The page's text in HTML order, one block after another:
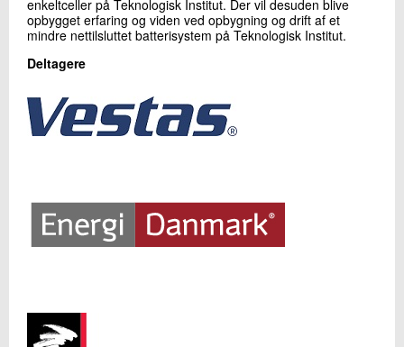
enkeltceller på Teknologisk Institut. Der vil desuden blive
opbygget erfaring og viden ved opbygning og drift af et
mindre nettilsluttet batterisystem på Teknologisk Institut.
Deltagere